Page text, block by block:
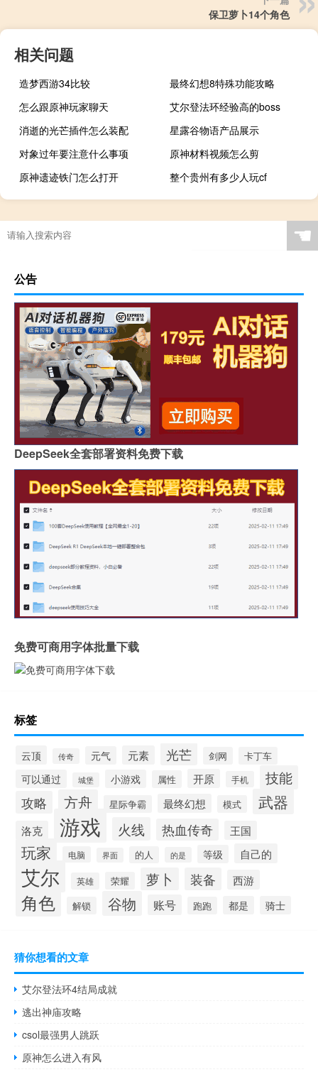
保卫萝卜14个角色
相关问题
造梦西游34比较
最终幻想8特殊功能攻略
怎么跟原神玩家聊天
艾尔登法环经验高的boss
消逝的光芒插件怎么装配
星露谷物语产品展示
对象过年要注意什么事项
原神材料视频怎么剪
原神遗迹铁门怎么打开
整个贵州有多少人玩cf
☚
公告
DeepSeek全套部署资料免费下载
免费可商用字体批量下载
标签
云顶 传奇 元气 元素 光芒 剑网 卡丁车
可以通过 城堡 小游戏 属性 开原 手机 技能
攻略 方舟 星际争霸 最终幻想 模式 武器
洛克 游戏 火线 热血传奇 王国
玩家 电脑 界面 的人 的是 等级 自己的
艾尔 英雄 荣耀 萝卜 装备 西游
角色 解锁 谷物 账号 跑跑 都是 骑士
猜你想看的文章
艾尔登法环4结局成就
逃出神庙攻略
csol最强男人跳跃
原神怎么进入有风